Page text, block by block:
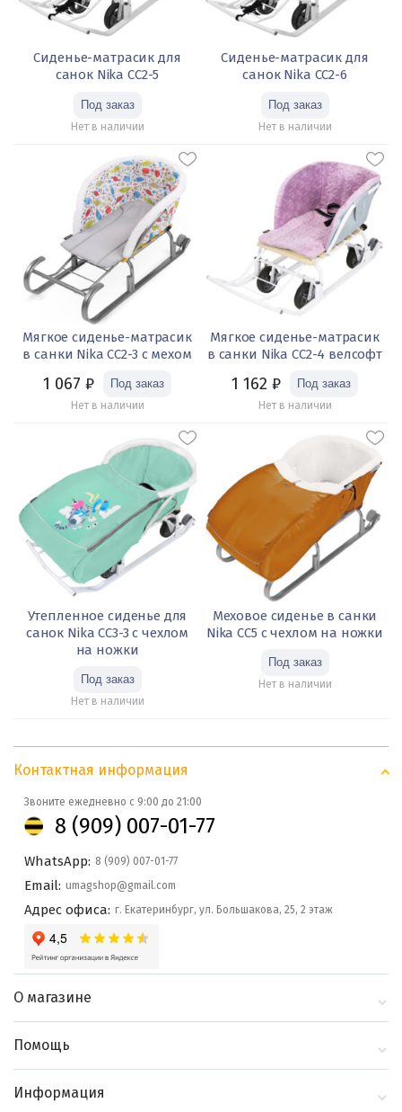
Сиденье-матрасик для
санок Nika СС2-5
Нет в наличии
Сиденье-матрасик для
санок Nika СС2-6
Нет в наличии
Мягкое сиденье-матрасик
в санки Nika СС2-3 с мехом
1 067 ₽
Нет в наличии
Мягкое сиденье-матрасик
в санки Nika СС2-4 велсофт
1 162 ₽
Нет в наличии
Утепленное сиденье для
санок Nika СС3-3 с чехлом
на ножки
Нет в наличии
Меховое сиденье в санки
Nika СС5 с чехлом на ножки
Нет в наличии
Контактная информация
Звоните ежедневно с 9:00 до 21:00
8 (909) 007-01-77
WhatsApp: 8 (909) 007-01-77
Email: umagshop@gmail.com
Адрес офиса: г. Екатеринбург, ул. Большакова, 25, 2 этаж
О магазине
Блог
Помощь
Информация